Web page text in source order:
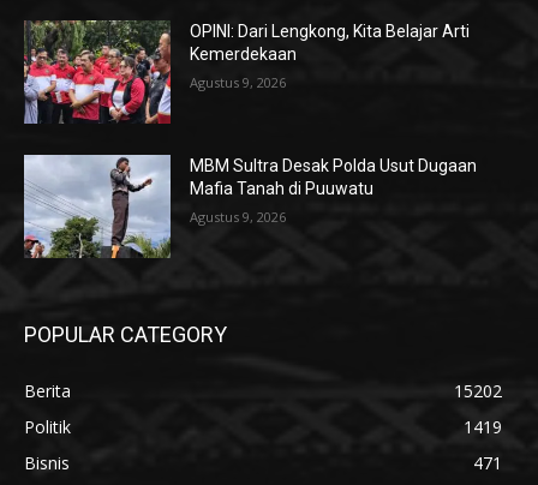
OPINI: Dari Lengkong, Kita Belajar Arti
Kemerdekaan
Agustus 9, 2026
MBM Sultra Desak Polda Usut Dugaan
Mafia Tanah di Puuwatu
Agustus 9, 2026
POPULAR CATEGORY
Berita
15202
Politik
1419
Bisnis
471